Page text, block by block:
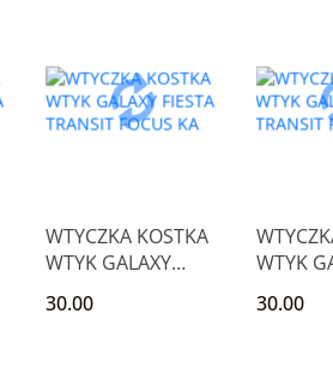
WTYCZKA KOSTKA
WTYK GALAXY
FOCUS KA
30.00
WTYK
FOCUS KA
30.00